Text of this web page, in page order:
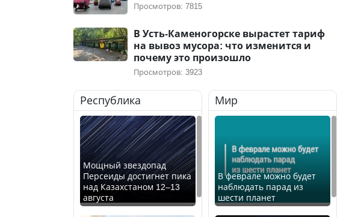
Просмотров: 7815
В Усть-Каменогорске вырастет тариф
на вывоз мусора: что изменится и
почему это произошло
Просмотров: 3923
Республика
Мощный звездопад
Персеиды достигнет пика
над Казахстаном 12–13
августа
Мир
В феврале можно будет
наблюдать парад из
шести планет